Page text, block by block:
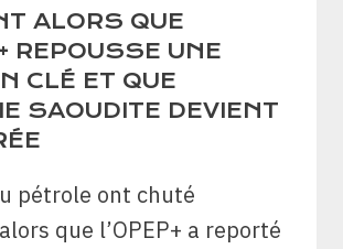
ALORS QUE
REPOUSSE UNE
CLÉ ET QUE
SAOUDITE DEVIENT
pétrole ont chuté
que l’OPEP+ a reporté